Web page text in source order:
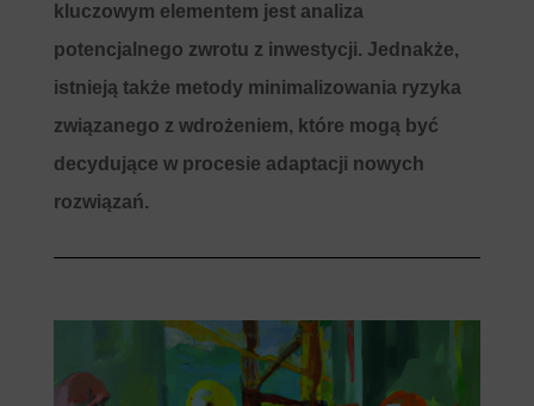
kluczowym elementem jest analiza
potencjalnego zwrotu z inwestycji. Jednakże,
istnieją także metody minimalizowania ryzyka
związanego z wdrożeniem, które mogą być
decydujące w procesie adaptacji nowych
rozwiązań.